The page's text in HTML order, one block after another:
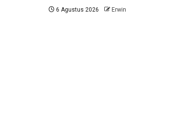
6 Agustus 2026 Erwin